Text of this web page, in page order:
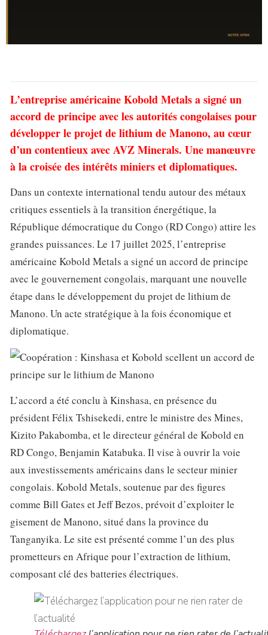
L’entreprise américaine Kobold Metals a signé un
accord de principe avec les autorités congolaises pour
développer le projet de lithium de Manono, au cœur
d’un contentieux avec AVZ Minerals. Une manœuvre
à la croisée des intérêts miniers et diplomatiques.
Dans un contexte international tendu autour des métaux
critiques essentiels à la transition énergétique, la
République démocratique du Congo (RD Congo) attire les
grandes puissances. Le 17 juillet 2025, l’entreprise
américaine Kobold Metals a signé un accord de principe
avec le gouvernement congolais, marquant une nouvelle
étape dans le développement du projet de lithium de
Manono. Un acte stratégique à la fois économique et
diplomatique.
L’accord a été conclu à Kinshasa, en présence du
président Félix Tshisekedi, entre le ministre des Mines,
Kizito Pakabomba, et le directeur général de Kobold en
RD Congo, Benjamin Katabuka. Il vise à ouvrir la voie
aux investissements américains dans le secteur minier
congolais. Kobold Metals, soutenue par des figures
comme Bill Gates et Jeff Bezos, prévoit d’exploiter le
gisement de Manono, situé dans la province du
Tanganyika. Le site est présenté comme l’un des plus
prometteurs en Afrique pour l’extraction de lithium,
composant clé des batteries électriques.